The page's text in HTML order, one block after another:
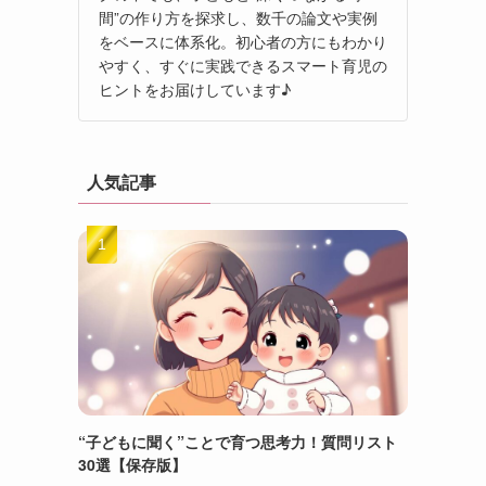
間”の作り方を探求し、数千の論文や実例
をベースに体系化。初心者の方にもわかり
やすく、すぐに実践できるスマート育児の
ヒントをお届けしています♪
人気記事
“子どもに聞く”ことで育つ思考力！質問リスト
30選【保存版】